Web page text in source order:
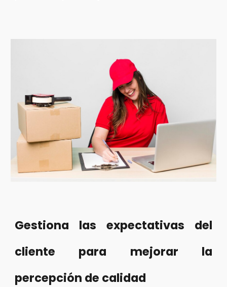
Gestiona las expectativas del
cliente para mejorar la
percepción de calidad